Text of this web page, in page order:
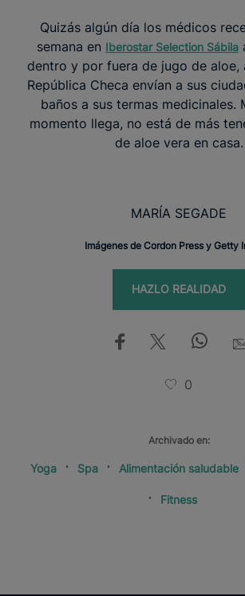
Quizás algún día los médicos
semana en Iberostar Selection Sábila
dentro y por fuera de jugo de aloe,
República Checa envían a sus
baños a sus termas medicinales.
momento llega, no está de más
de aloe vera en casa.
MARÍA SEGADE
Imágenes de Cordon Press y Getty
HAZLO REALIDAD
0
Archivado en:
Yoga Spa Alimentación saludable
Fitness